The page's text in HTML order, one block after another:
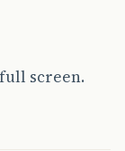
screen.